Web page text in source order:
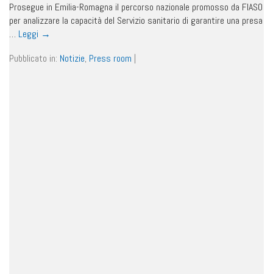
Prosegue in Emilia-Romagna il percorso nazionale promosso da FIASO
per analizzare la capacità del Servizio sanitario di garantire una presa
… Leggi →
Pubblicato in: Notizie, Press room |